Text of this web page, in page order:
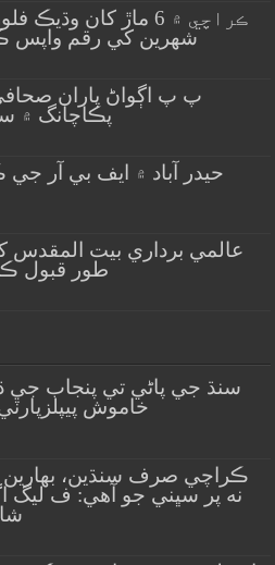
ڪراچي ۾ 6 ماڙ کان
شهرين کي رقم
پ پ اڳواڻ پاران
پڪاچانگ ۾
حيدر آباد ۾ ايف بي آر جي
عالمي برداري بيت
طور قبول
سنڌ جي پاڻي تي پنجاب جي
خاموش
ڪراچي صرف سنڌين، بهارين
نه پر سڀني جو آهي: ف ليگ